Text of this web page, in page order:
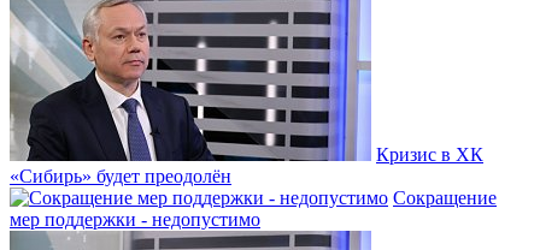
Кризис в ХК
«Сибирь» будет преодолён
Сокращение
мер поддержки - недопустимо